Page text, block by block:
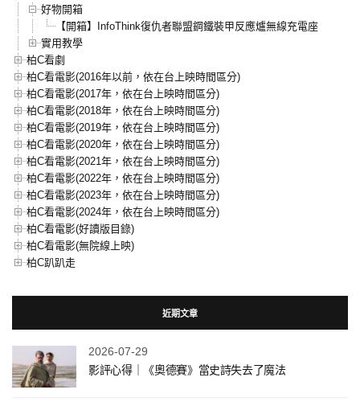
好物開箱
【開箱】InfoThink復仇者聯盟鋼鐵裝甲反應爐無線充電座
實用教學
柏C看劇
柏C看電影(2016年以前，依在台上映時間區分)
柏C看電影(2017年，依在台上映時間區分)
柏C看電影(2018年，依在台上映時間區分)
柏C看電影(2019年，依在台上映時間區分)
柏C看電影(2020年，依在台上映時間區分)
柏C看電影(2021年，依在台上映時間區分)
柏C看電影(2022年，依在台上映時間區分)
柏C看電影(2023年，依在台上映時間區分)
柏C看電影(2024年，依在台上映時間區分)
柏C看電影(好讀版目錄)
柏C看電影(無院線上映)
柏C趴趴走
近期文章
2026-07-29
影評心得｜《奧德賽》當史詩失去了魔法